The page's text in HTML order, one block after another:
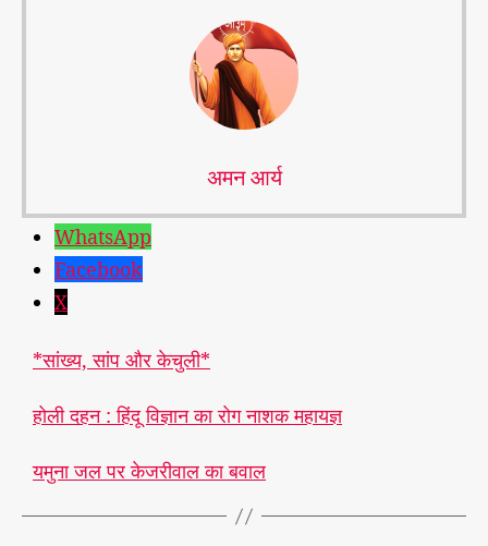
अमन आर्य
WhatsApp
Facebook
X
*सांख्य, सांप और केचुली*
होली दहन : हिंदू विज्ञान का रोग नाशक महायज्ञ
यमुना जल पर केजरीवाल का बवाल